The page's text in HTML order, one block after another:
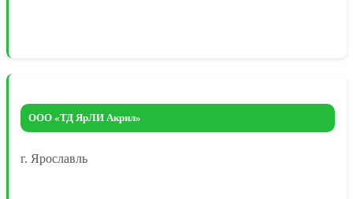
ООО «ТД ЯрЛИ Акрил»
г. Ярославль